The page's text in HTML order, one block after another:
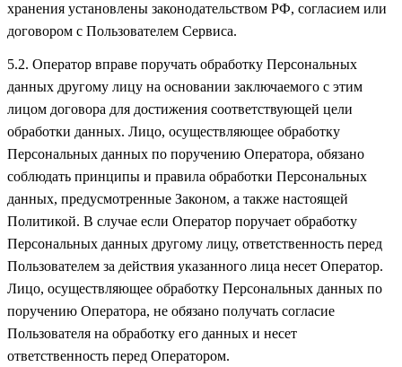
хранения установлены законодательством РФ, согласием или
договором с Пользователем Сервиса.
5.2. Оператор вправе поручать обработку Персональных
данных другому лицу на основании заключаемого с этим
лицом договора для достижения соответствующей цели
обработки данных. Лицо, осуществляющее обработку
Персональных данных по поручению Оператора, обязано
соблюдать принципы и правила обработки Персональных
данных, предусмотренные Законом, а также настоящей
Политикой. В случае если Оператор поручает обработку
Персональных данных другому лицу, ответственность перед
Пользователем за действия указанного лица несет Оператор.
Лицо, осуществляющее обработку Персональных данных по
поручению Оператора, не обязано получать согласие
Пользователя на обработку его данных и несет
ответственность перед Оператором.